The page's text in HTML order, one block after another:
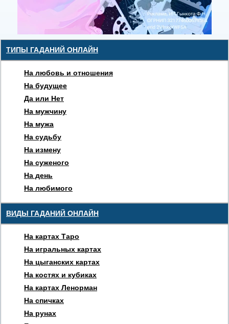
ТИПЫ ГАДАНИЙ ОНЛАЙН
На любовь и отношения
На будущее
Да или Нет
На мужчину
На мужа
На судьбу
На измену
На суженого
На день
На любимого
ВИДЫ ГАДАНИЙ ОНЛАЙН
На картах Таро
На игральных картах
На цыганских картах
На костях и кубиках
На картах Ленорман
На спичках
На рунах